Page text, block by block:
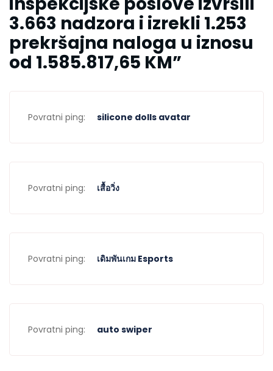
3.663 nadzora i izrekli 1.253
prekršajna naloga u iznosu
od 1.585.817,65 KM”
Povratni ping: silicone dolls avatar
Povratni ping: เสื้อวิ่ง
Povratni ping: เดิมพันเกม Esports
Povratni ping: auto swiper